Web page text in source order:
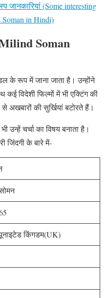
जानकारियां (Some interesting
in Hindi)
Milind Soman
के रूप में जाना जाता है। उन्होंने
विदेशी फिल्मों में भी एक्टिंग की
अखबारों की सुर्खियां बटोरते हैं।
उन्हें चर्चा का विषय बनाता है।
जिंदगी के बारे में-
किंगडम(UK)